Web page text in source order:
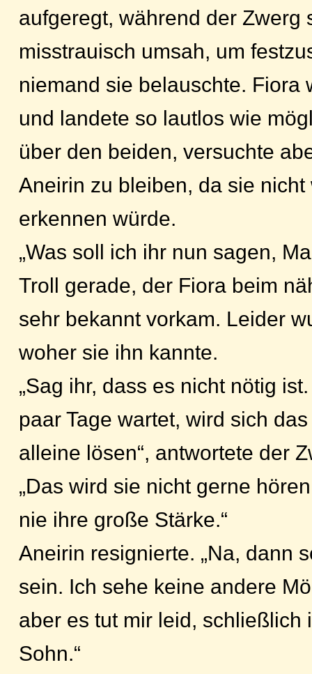
aufgeregt, während der Zwerg
misstrauisch umsah, um
niemand sie belauschte. Fiora
und landete so lautlos wie
über den beiden, versuchte
Aneirin zu bleiben, da sie
erkennen würde.
„Was soll ich ihr nun sagen,
Troll gerade, der Fiora beim
sehr bekannt vorkam. Leider
woher sie ihn kannte.
„Sag ihr, dass es nicht nötig
paar Tage wartet, wird sich
alleine lösen“, antwortete der
„Das wird sie nicht gerne
nie ihre große Stärke.“
Aneirin resignierte. „Na, dann
sein. Ich sehe keine andere
aber es tut mir leid, schließlich
Sohn.“